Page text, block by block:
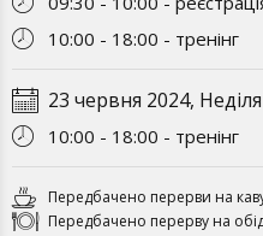
10:00 - 18:00 - тренінг
23 червня 2024, Неділя
10:00 - 18:00 - тренінг
Передбачено перерви на
Передбачено перерву на